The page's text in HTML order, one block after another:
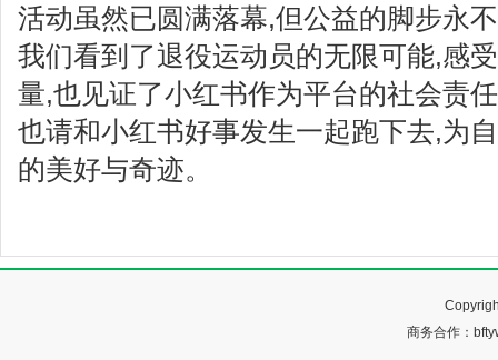
活动虽然已圆满落幕,但公益的脚步永
我们看到了退役运动员的无限可能,感
量,也见证了小红书作为平台的社会责
也请和小红书好事发生一起跑下去,为
的美好与奇迹。
商务合作：